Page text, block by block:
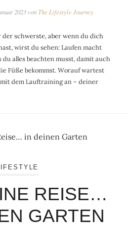
2023 von The Lifestyle Journey
schwerste, aber wenn du dich
wirst du sehen: Laufen macht
alles beachten musst, damit auch
Füße bekommst. Worauf wartest
dem Lauftraining an – deiner
REISE…
GARTEN